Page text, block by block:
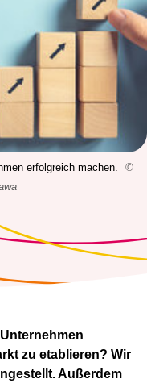
erfolgreich machen.
©
zu etablieren? Wir
Außerdem